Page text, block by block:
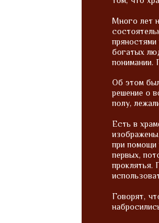
Много лет
богатых
понимании.
Об этом
решение о
полу,
Есть в
при
первых,
проклятья.
Говорят,